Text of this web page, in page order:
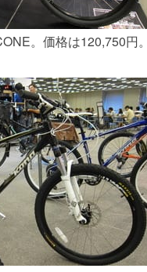
。価格は120,750円